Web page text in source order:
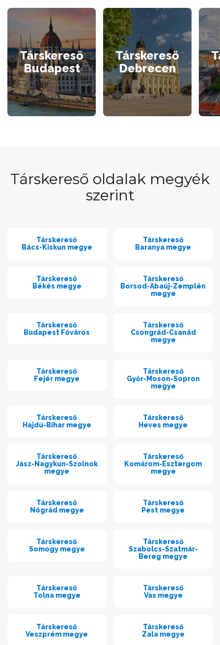
Társkereső
Budapest
Társkereső
Debrecen
Társkereső oldalak megyék
szerint
Társkereső
Bács-Kiskun megye
Társkereső
Baranya megye
Társkereső
Békés megye
Társkereső
Borsod-Abaúj-Zemplén
megye
Társkereső
Budapest Főváros
Társkereső
Csongrád-Csanád
megye
Társkereső
Fejér megye
Társkereső
Győr-Moson-Sopron
megye
Társkereső
Hajdú-Bihar megye
Társkereső
Heves megye
Társkereső
Jász-Nagykun-Szolnok
megye
Társkereső
Komárom-Esztergom
megye
Társkereső
Nógrád megye
Társkereső
Pest megye
Társkereső
Somogy megye
Társkereső
Szabolcs-Szatmár-
Bereg megye
Társkereső
Tolna megye
Társkereső
Vas megye
Társkereső
Veszprém megye
Társkereső
Zala megye